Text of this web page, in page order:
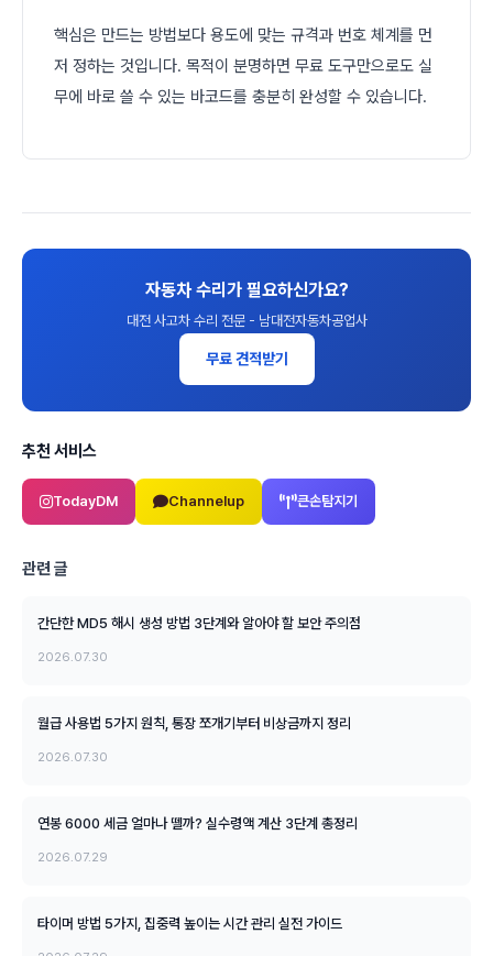
핵심은 만드는 방법보다 용도에 맞는 규격과 번호 체계를 먼
저 정하는 것입니다. 목적이 분명하면 무료 도구만으로도 실
무에 바로 쓸 수 있는 바코드를 충분히 완성할 수 있습니다.
자동차 수리가 필요하신가요?
대전 사고차 수리 전문 - 남대전자동차공업사
무료 견적받기
추천 서비스
TodayDM Channelup 큰손탐지기
관련 글
간단한 MD5 해시 생성 방법 3단계와 알아야 할 보안 주의점
2026.07.30
월급 사용법 5가지 원칙, 통장 쪼개기부터 비상금까지 정리
2026.07.30
연봉 6000 세금 얼마나 뗄까? 실수령액 계산 3단계 총정리
2026.07.29
타이머 방법 5가지, 집중력 높이는 시간 관리 실전 가이드